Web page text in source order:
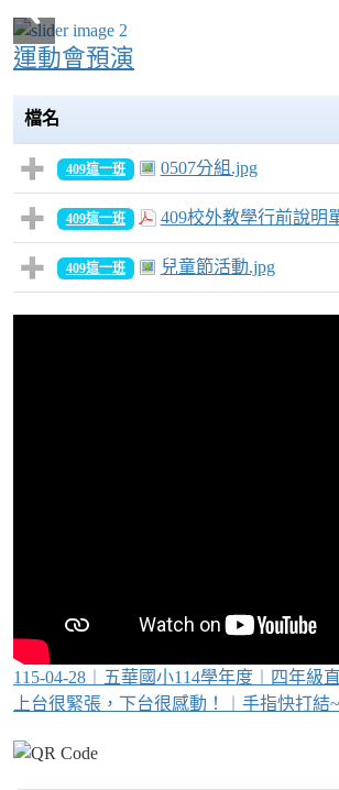
運動會預演
檔名
409這一班 0507分組.jpg
409這一班 409校外教學行前說明
409這一班 兒童節活動.jpg
115-04-28︱五華國小114學年度︱四年級
上台很緊張，下台很感動！︱手指快打結